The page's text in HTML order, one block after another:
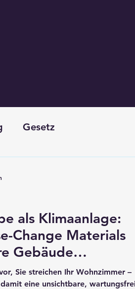
Gesetz
als Klimaanlage:
Change Materials
Gebäude
Sie streichen Ihr Wohnzimmer –
eine unsichtbare,